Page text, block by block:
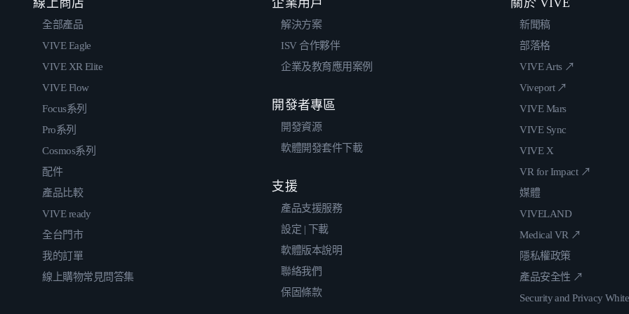
線上商店
全部產品
VIVE Eagle
VIVE XR Elite
VIVE Flow
Focus系列
Pro系列
Cosmos系列
配件
產品比較
VIVE ready
全台門市
我的訂單
線上購物常見問答集
企業用戶
解決方案
ISV 合作夥伴
企業及教育應用案例
開發者專區
開發資源
軟體開發套件下載
支援
產品支援服務
設定 | 下載
軟體版本說明
聯絡我們
保固條款
關於 VIVE
新聞稿
部落格
VIVE Arts ↗
Viveport ↗
VIVE Mars
VIVE Sync
VIVE X
VR for Impact ↗
媒體
VIVELAND
Medical VR ↗
隱私權政策
產品安全性 ↗
Security and Privacy